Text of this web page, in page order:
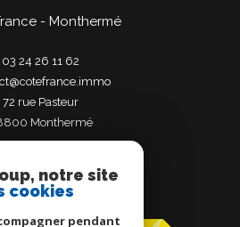
- Monthermé
03 24 26 11 62
72 rue Pasteur
monthermé
Adhérents
notre site
cookies
pendant